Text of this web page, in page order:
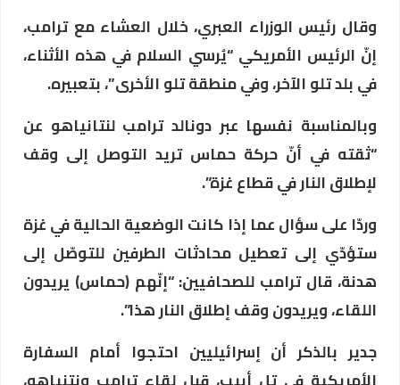
وقال رئيس الوزراء العبري، خلال العشاء مع ترامب،
إنّ الرئيس الأمريكي “يُرسي السلام في هذه الأثناء،
في بلد تلو الآخر، وفي منطقة تلو الأخرى”، بتعبيره.
وبالمناسبة نفسها عبر دونالد ترامب لنتانياهو عن
“ثقته في أنّ حركة حماس تريد التوصل إلى وقف
لإطلاق النار في قطاع غزة”.
وردّا على سؤال عما إذا كانت الوضعية الحالية في غزة
ستؤدّي إلى تعطيل محادثات الطرفين للتوصّل إلى
هدنة، قال ترامب للصحافيين: “إنّهم (حماس) يريدون
اللقاء، ويريدون وقف إطلاق النار هذا”.
جدير بالذكر أن إسرائيليين احتجوا أمام السفارة